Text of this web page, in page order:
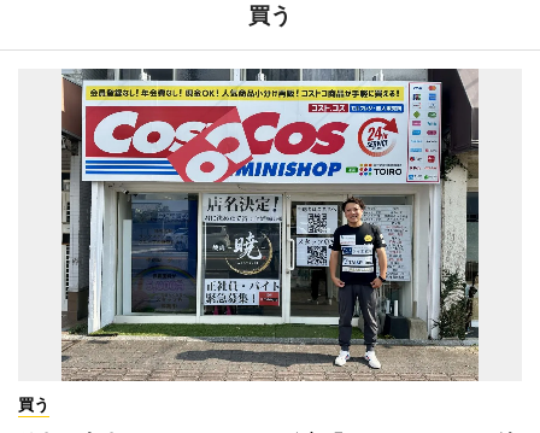
買う
買う